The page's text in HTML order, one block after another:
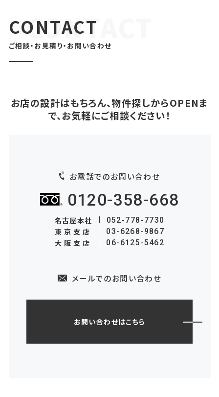
CONTACT
ご相談・お見積り・お問い合わせ
お店の設計はもちろん、物件探しからOPENま
で、お気軽にご相談ください！
お電話でのお問い合わせ
0120-358-668
名古屋本社 052-778-7730
東京支店 03-6268-9867
大阪支店 06-6125-5462
メールでのお問い合わせ
お問い合わせはこちら